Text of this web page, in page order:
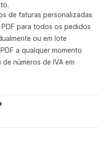
de faturas personalizadas
para todos os pedidos
ou em lote
a qualquer momento
números de IVA em